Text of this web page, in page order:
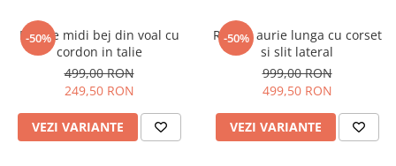
-50%
Rochie midi bej din voal cu
cordon in talie
499,00 RON
249,50 RON
VEZI VARIANTE
-50%
Rochie aurie lunga cu corset
si slit lateral
999,00 RON
499,50 RON
VEZI VARIANTE